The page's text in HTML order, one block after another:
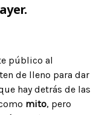
público al
de lleno para dar
hay detrás de las
mito, pero